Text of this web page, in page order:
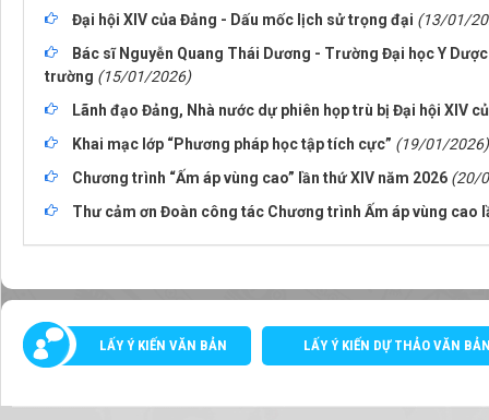
Đại hội XIV của Đảng - Dấu mốc lịch sử trọng đại (13/01/
Bác sĩ Nguyễn Quang Thái Dương - Trường Đại học Y
trường (15/01/2026)
Lãnh đạo Đảng, Nhà nước dự phiên họp trù bị Đại hội XIV
Khai mạc lớp “Phương pháp học tập tích cực” (19/01/2026)
Chương trình “Ấm áp vùng cao” lần thứ XIV năm 2026 (20/
Thư cảm ơn Đoàn công tác Chương trình Ấm áp vùng cao
LẤY Ý KIẾN VĂN BẢN LẤY Ý KIẾN DỰ THẢO VĂN